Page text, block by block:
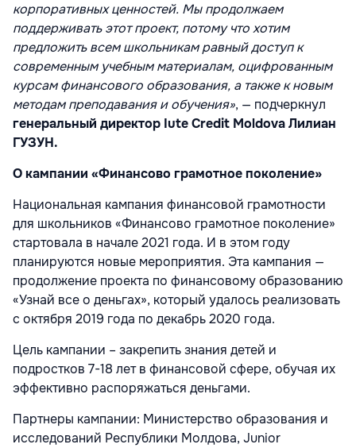
корпоративных ценностей. Мы продолжаем
поддерживать этот проект, потому что хотим
предложить всем школьникам равный доступ к
современным учебным материалам, оцифрованным
курсам финансового образования, а также к новым
методам преподавания и обучения», — подчеркнул
генеральный директор Iute Credit Moldova Лилиан
ГУЗУН.
О кампании «Финансово грамотное поколение»
Национальная кампания финансовой грамотности
для школьников «Финансово грамотное поколение»
стартовала в начале 2021 года. И в этом году
планируются новые мероприятия. Эта кампания —
продолжение проекта по финансовому образованию
«Узнай все о деньгах», который удалось реализовать
с октября 2019 года по декабрь 2020 года.
Цель кампании – закрепить знания детей и
подростков 7-18 лет в финансовой сфере, обучая их
эффективно распоряжаться деньгами.
Партнеры кампании: Министерство образования и
исследований Республики Молдова, Junior